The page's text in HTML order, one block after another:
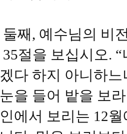
둘째, 예수님의 비
35절을 보십시오.
겠다 하지 아니하
눈을 들어 밭을 보
인에서 보리는 12